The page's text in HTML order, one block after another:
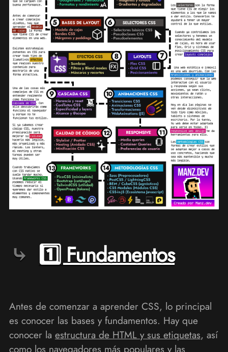
1️⃣ Fundamentos
Antes de comenzar a aprender CSS, lo principal
es conocer las bases y fundamentos. Hay que
conocer la estructura de HTML y sus etiquetas, así
como los navegadores más populares y las